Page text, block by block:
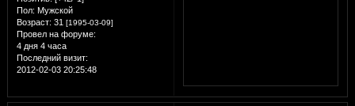
Пол: Мужской
Возраст: 31 [1995-03-09]
Провел на форуме:
4 дня 4 часа
Последний визит:
2012-02-03 20:25:48